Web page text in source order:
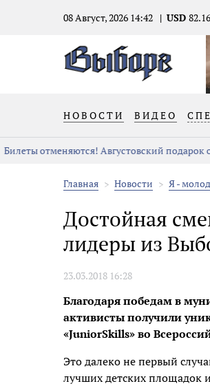
08 Август, 2026 14:42 USD 82.16
НОВОСТИ ВИДЕО
Билеты отменяются! Августовский подарок
Главная Новости Я -
Достойная
лидеры из
23.03.2018 16:28
Благодаря победам в
активисты получили
«JuniorSkills» во
Это далеко не первый
лучших детских площадок